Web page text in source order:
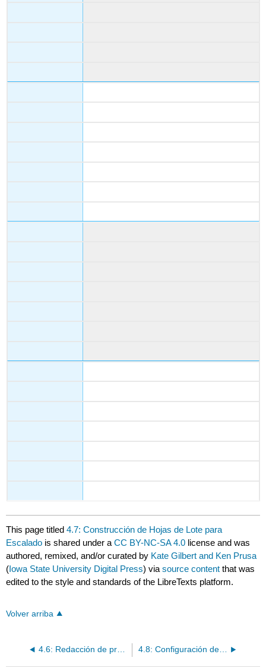
This page titled4.7: Construcción de Hojas de Lote para
Escalado is shared under aCC BY-NC-SA 4.0 license and was
authored, remixed, and/or curated by Kate Gilbert and Ken Prusa
(Iowa State University Digital Press) viasource content that was
edited to the style and standards of the LibreTexts platform.
Volver arriba
4.6: Redacción de procedimientos operativos estándar para su producto 4.8: Configuración de las especificaciones de los ingredientes